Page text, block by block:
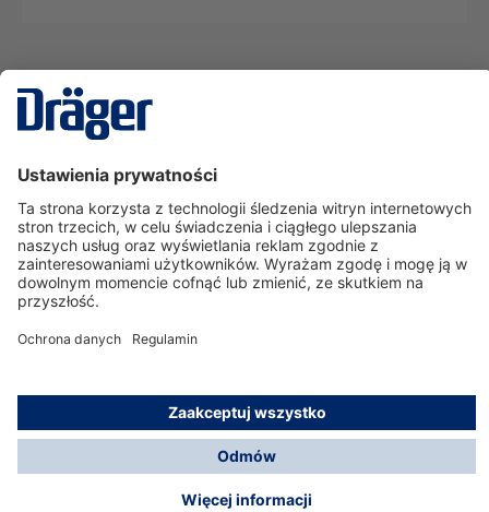
Serwisowa linia hotline
O nas
Korzystanie ze sklepu
© Dräger Polska Sp. z o.o., 2025
*Wszystkie ceny bez VAT, na warunkach opisanych w